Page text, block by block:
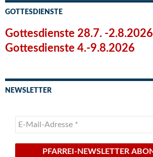
GOTTESDIENSTE
Gottesdienste 28.7. -2.8.2026
Gottesdienste 4.-9.8.2026
NEWSLETTER